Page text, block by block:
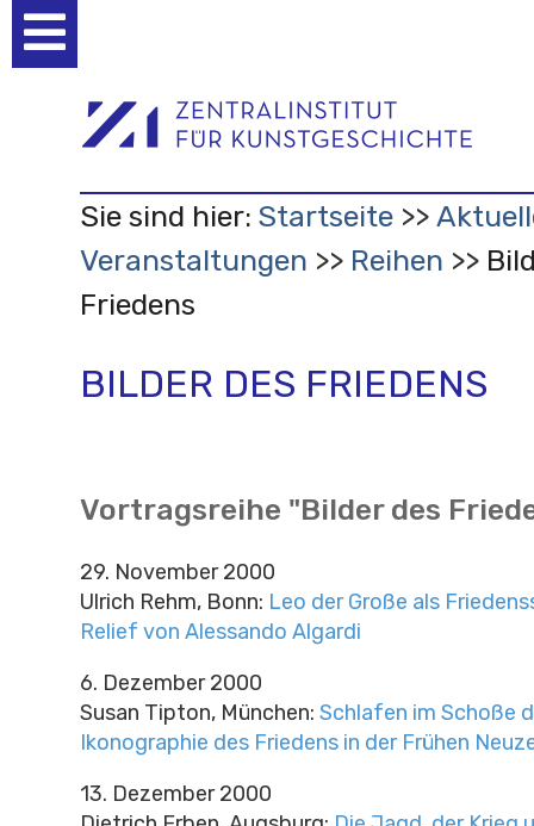
Werkzeuge
Sie sind hier: Startseite
Veranstaltungen
Reihen
Friedens
BILDER DES FRIEDENS
Vortragsreihe "Bilder des
29. November 2000
Ulrich Rehm, Bonn: Leo der Große als
Relief von Alessando Algardi
6. Dezember 2000
Susan Tipton, München: Schlafen im Schoße
Ikonographie des Friedens in der Frühen
13. Dezember 2000